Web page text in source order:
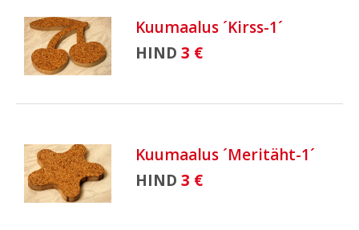
Kuumaalus ´Kirss-1´
HIND 3 €
Kuumaalus ´Meritäht-1´
HIND 3 €